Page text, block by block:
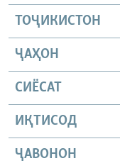
ТОҶИКИСТОН
ҶАҲОН
СИЁСАТ
ИҚТИСОД
ҶАВОНОН